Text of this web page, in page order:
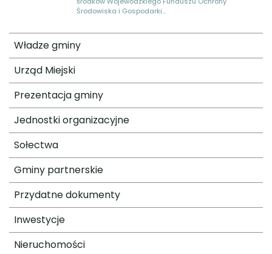
Środowiska i Gospodarki...
Władze gminy
Urząd Miejski
Prezentacja gminy
Jednostki organizacyjne
Sołectwa
Gminy partnerskie
Przydatne dokumenty
Inwestycje
Nieruchomości